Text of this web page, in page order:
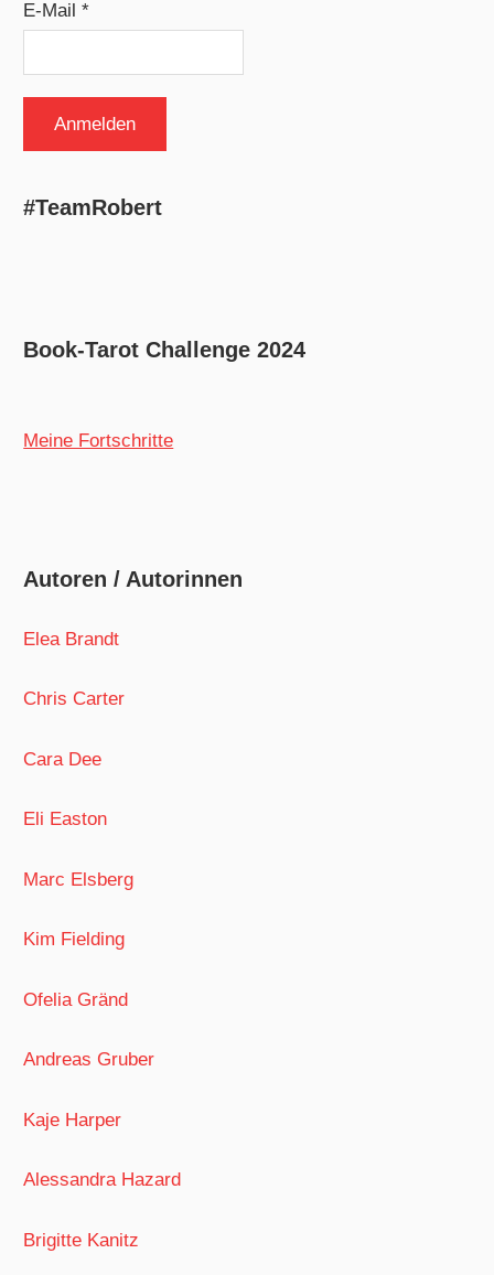
E-Mail *
#TeamRobert
Book-Tarot Challenge 2024
Meine Fortschritte
Autoren / Autorinnen
Elea Brandt
Chris Carter
Cara Dee
Eli Easton
Marc Elsberg
Kim Fielding
Ofelia Gränd
Andreas Gruber
Kaje Harper
Alessandra Hazard
Brigitte Kanitz